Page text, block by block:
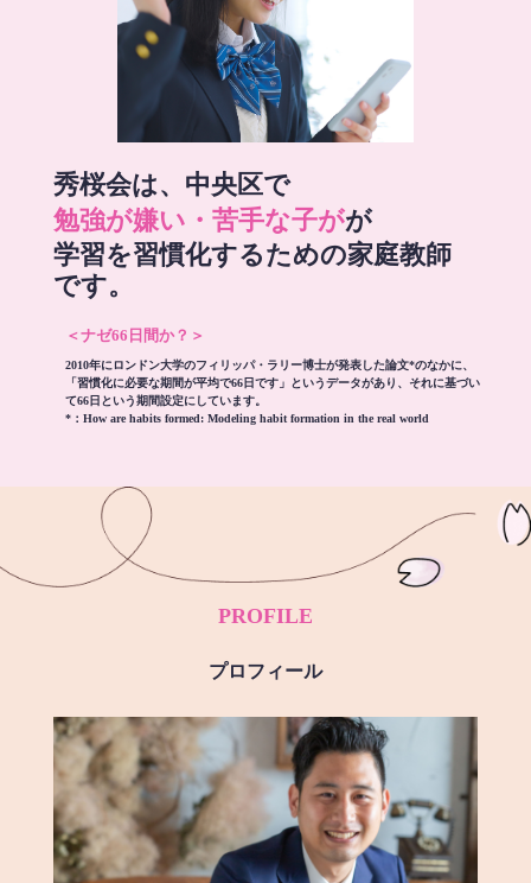
秀桜会は、中央区で
勉強が嫌い・苦手な子がが
学習を習慣化するための家庭教師
です。
＜ナゼ66日間か？＞
2010年にロンドン大学のフィリッパ・ラリー博士が発表した論文*のなかに、
「習慣化に必要な期間が平均で66日です」というデータがあり、それに基づい
て66日という期間設定にしています。
*： How are habits formed: Modeling habit formation in the real world
PROFILE
プロフィール